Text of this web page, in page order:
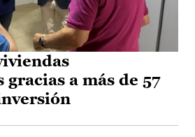
a más de 57